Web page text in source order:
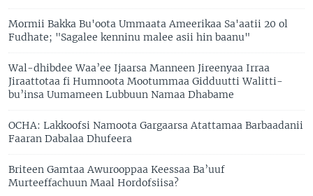
Mormii Bakka Bu'oota Ummaata Ameerikaa Sa'aatii 20 ol
Fudhate; "Sagalee kenninu malee asii hin baanu"
Wal-dhibdee Waa’ee Ijaarsa Manneen Jireenyaa Irraa
Jiraattotaa fi Humnoota Mootummaa Gidduutti Walitti-
bu’insa Uumameen Lubbuun Namaa Dhabame
OCHA: Lakkoofsi Namoota Gargaarsa Atattamaa Barbaadanii
Faaran Dabalaa Dhufeera
Briteen Gamtaa Awurooppaa Keessaa Ba’uuf
Murteeffachuun Maal Hordofsiisa?